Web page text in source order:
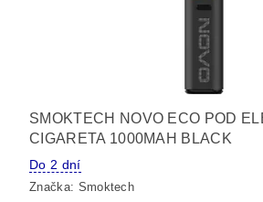
SMOKTECH NOVO ECO POD
CIGARETA 1000MAH BLACK
Do 2 dní
Značka: Smoktech